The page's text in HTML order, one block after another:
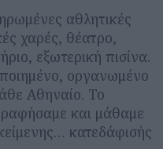
αθλητικές
χαρές, θέατρο,
εξωτερική πισίνα.
οργανωμένο
Αθηναίο. Το
και μάθαμε
κατεδάφισής